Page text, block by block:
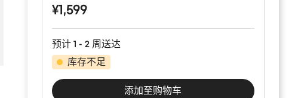
¥1,599
预计 1 - 2 周送达
库存不足
添加至购物车